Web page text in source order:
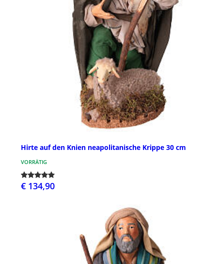
Hirte auf den Knien neapolitanische Krippe 30 cm
VORRÄTIG
€ 134,90